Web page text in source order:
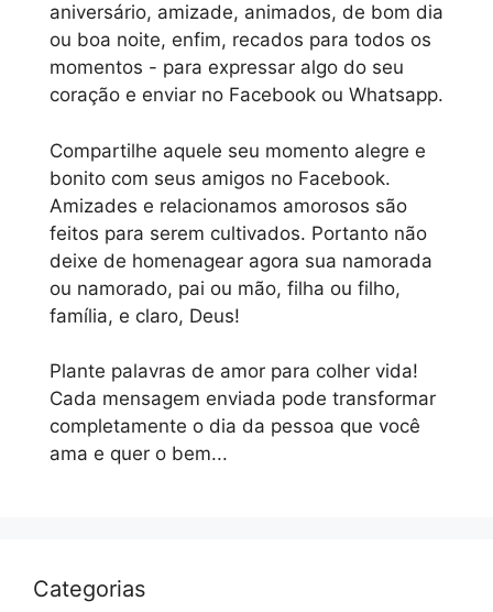
aniversário, amizade, animados, de bom dia
ou boa noite, enfim, recados para todos os
momentos - para expressar algo do seu
coração e enviar no Facebook ou Whatsapp.
Compartilhe aquele seu momento alegre e
bonito com seus amigos no Facebook.
Amizades e relacionamos amorosos são
feitos para serem cultivados. Portanto não
deixe de homenagear agora sua namorada
ou namorado, pai ou mão, filha ou filho,
família, e claro, Deus!
Plante palavras de amor para colher vida!
Cada mensagem enviada pode transformar
completamente o dia da pessoa que você
ama e quer o bem...
Categorias